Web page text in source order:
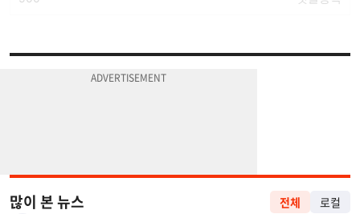
많이 본 뉴스 전체 로컬